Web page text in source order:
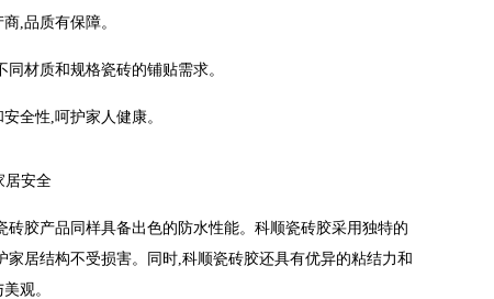
,品质有保障。
材质和规格瓷砖的铺贴需求。
全性,呵护家人健康。
居安全
砖胶产品同样具备出色的防水性能。科顺瓷砖胶采用独特的
家居结构不受损害。同时,科顺瓷砖胶还具有优异的粘结力和
观。